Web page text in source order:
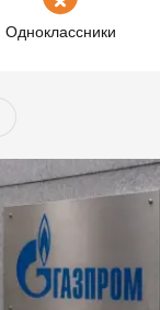
Одноклассники